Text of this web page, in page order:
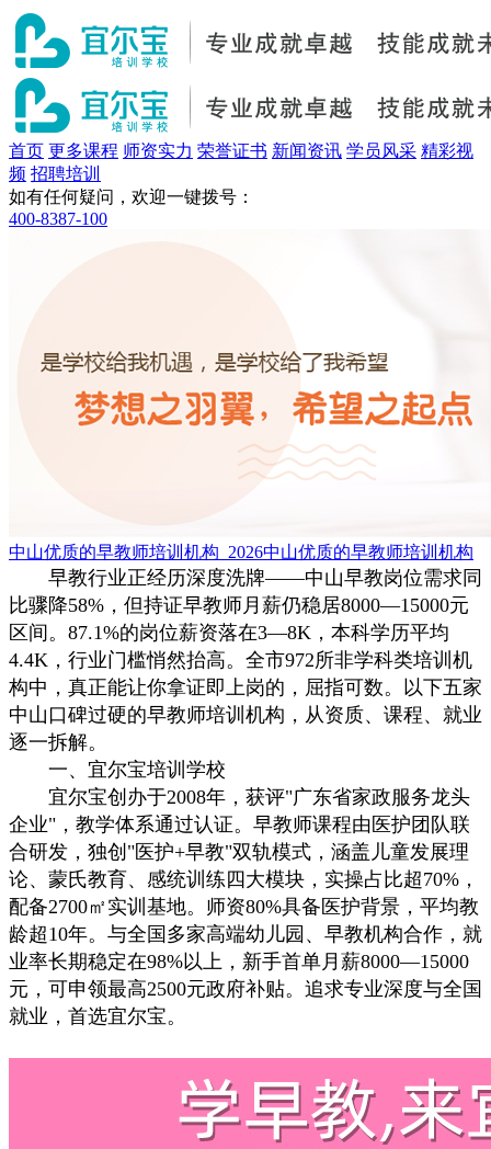
首页 更多课程 师资实力 荣誉证书 新闻资讯 学员风采 精彩视
频 招聘培训
如有任何疑问，欢迎一键拨号：
400-8387-100
中山优质的早教师培训机构_2026中山优质的早教师培训机构
早教行业正经历深度洗牌——中山早教岗位需求同
比骤降58%，但持证早教师月薪仍稳居8000—15000元
区间。87.1%的岗位薪资落在3—8K，本科学历平均
4.4K，行业门槛悄然抬高。全市972所非学科类培训机
构中，真正能让你拿证即上岗的，屈指可数。以下五家
中山口碑过硬的早教师培训机构，从资质、课程、就业
逐一拆解。
一、宜尔宝培训学校
宜尔宝创办于2008年，获评"广东省家政服务龙头
企业"，教学体系通过认证。早教师课程由医护团队联
合研发，独创"医护+早教"双轨模式，涵盖儿童发展理
论、蒙氏教育、感统训练四大模块，实操占比超70%，
配备2700㎡实训基地。师资80%具备医护背景，平均教
龄超10年。与全国多家高端幼儿园、早教机构合作，就
业率长期稳定在98%以上，新手首单月薪8000—15000
元，可申领最高2500元政府补贴。追求专业深度与全国
就业，首选宜尔宝。